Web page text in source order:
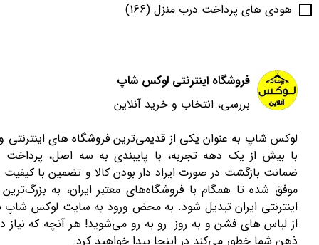
هودی های پرداخت درب منزل (166)
فروشگاه اینترنتی لوکس شاپ
بررسی، انتخاب و خرید آنلاین
لوکس شاپ به عنوان یکی از قدیمی‌ترین فروشگاه های
با بیش از یک دهه تجربه، با پایبندی به سه اصل،
ضمانت بازگشت در صورت ایراد دار بودن کالا و تضمین با کیفیت
موفق شده تا همگام با فروشگاه‌های معتبر ایران، به
اینترنتی ایران تبدیل شود. به محض ورود به سایت لوکس شاپ
از لباس های فشن و به روز رو به رو می‌شوید! هر آنچه که نیاز
ذهن شما خطور می‌کند در اینجا پیدا خواهید کرد.